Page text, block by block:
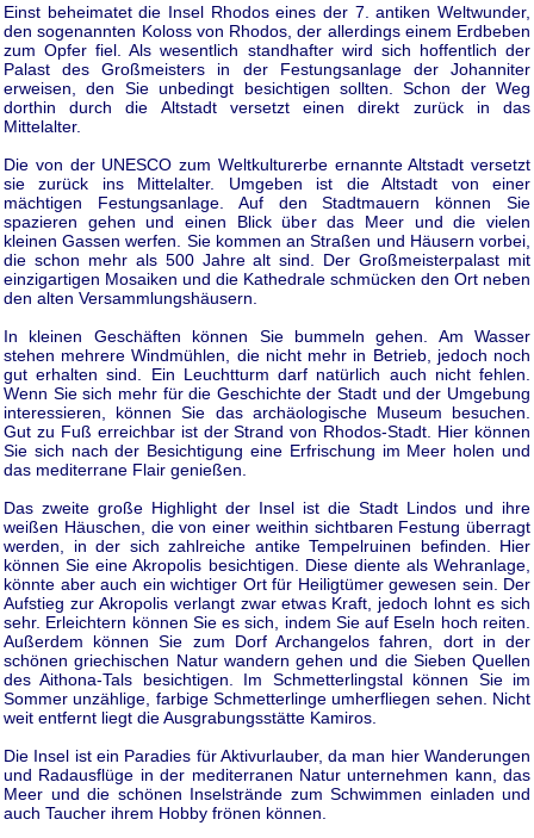
Einst beheimatet die Insel Rhodos eines der 7. antiken Weltwunder,
den sogenannten Koloss von Rhodos, der allerdings einem Erdbeben
zum Opfer fiel. Als wesentlich standhafter wird sich hoffentlich der
Palast des Großmeisters in der Festungsanlage der Johanniter
erweisen, den Sie unbedingt besichtigen sollten. Schon der Weg
dorthin durch die Altstadt versetzt einen direkt zurück in das
Mittelalter.
Die von der UNESCO zum Weltkulturerbe ernannte Altstadt versetzt
sie zurück ins Mittelalter. Umgeben ist die Altstadt von einer
mächtigen Festungsanlage. Auf den Stadtmauern können Sie
spazieren gehen und einen Blick über das Meer und die vielen
kleinen Gassen werfen. Sie kommen an Straßen und Häusern vorbei,
die schon mehr als 500 Jahre alt sind. Der Großmeisterpalast mit
einzigartigen Mosaiken und die Kathedrale schmücken den Ort neben
den alten Versammlungshäusern.
In kleinen Geschäften können Sie bummeln gehen. Am Wasser
stehen mehrere Windmühlen, die nicht mehr in Betrieb, jedoch noch
gut erhalten sind. Ein Leuchtturm darf natürlich auch nicht fehlen.
Wenn Sie sich mehr für die Geschichte der Stadt und der Umgebung
interessieren, können Sie das archäologische Museum besuchen.
Gut zu Fuß erreichbar ist der Strand von Rhodos-Stadt. Hier können
Sie sich nach der Besichtigung eine Erfrischung im Meer holen und
das mediterrane Flair genießen.
Das zweite große Highlight der Insel ist die Stadt Lindos und ihre
weißen Häuschen, die von einer weithin sichtbaren Festung überragt
werden, in der sich zahlreiche antike Tempelruinen befinden. Hier
können Sie eine Akropolis besichtigen. Diese diente als Wehranlage,
könnte aber auch ein wichtiger Ort für Heiligtümer gewesen sein. Der
Aufstieg zur Akropolis verlangt zwar etwas Kraft, jedoch lohnt es sich
sehr. Erleichtern können Sie es sich, indem Sie auf Eseln hoch reiten.
Außerdem können Sie zum Dorf Archangelos fahren, dort in der
schönen griechischen Natur wandern gehen und die Sieben Quellen
des Aithona-Tals besichtigen. Im Schmetterlingstal können Sie im
Sommer unzählige, farbige Schmetterlinge umherfliegen sehen. Nicht
weit entfernt liegt die Ausgrabungsstätte Kamiros.
Die Insel ist ein Paradies für Aktivurlauber, da man hier Wanderungen
und Radausflüge in der mediterranen Natur unternehmen kann, das
Meer und die schönen Inselstrände zum Schwimmen einladen und
auch Taucher ihrem Hobby frönen können.